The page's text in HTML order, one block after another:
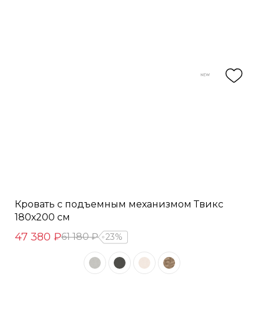
Кровать с подъемным механизмом Твикс
180х200 см
47 380 ₽61 180 ₽ 23%